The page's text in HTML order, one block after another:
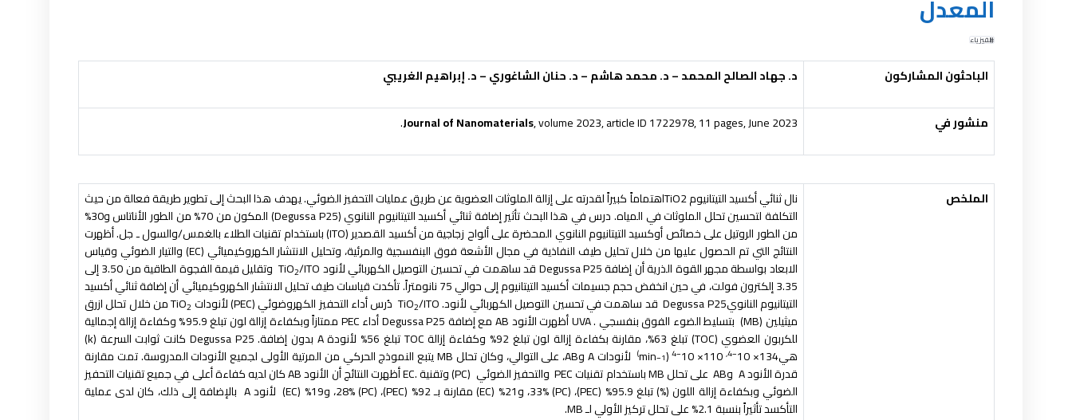
المعدل
الفيزياء
الباحثون المشاركون د. جهاد الصالح المحمد – د. محمد هاشم – د. حنان الشاغوري – د. إبراهيم الغريبي
منشور في Journal of Nanomaterials, volume 2023, article ID 1722978, 11 pages, June 2023.
الملخص نال ثنائي أكسيد التيتانيومTiO2
اهتماماً كبيراً لقدرته على إزالة الملوثات العضوية عن طريق عمليات التحفيز الضوئي. يهدف هذا البحث إلى تطوير طريقة فعالة من حيث
التكلفة لتحسين تحلل الملوثات في المياه. درس في هذا البحث تأثير إضافة ثنائي أكسيد التيتانيوم النانوي(Degussa P25)
المكون من 70% من الطور الأناتاس و30%
من الطور الروتيل على خصائص أوكسيد التيتانيوم النانوي المحضرة على ألواح زجاجية من أكسيد القصدير(ITO)
باستخدام تقنيات الطلاء بالغمس/والسول ـ جل. أظهرت
النتائج التي تم الحصول عليها من خلال تحليل طيف النفاذية في مجال الأشعة فوق البنفسجية والمرئية، وتحليل الانتشار الكهروكيميائي(EC)
والتيار الضوئي وقياس
الابعاد بواسطة مجهر القوة الذرية أن إضافةDegussa P25 قد ساهمت في تحسين التوصيل الكهربائي لأنود 2/ITO
وتقليل قيمة الفجوة الطاقية من 3.50 إلى
3.35 إلكترون فولت، في حين انخفض حجم جسيمات أكسيد التيتانيوم إلى حوالي 75 نانومتراً. تأكدت قياسات طيف تحليل الانتشار الكهروكيميائي أن إضافة ثنائي أكسيد
التيتانيوم النانويDegussa P25 قد ساهمت في تحسين التوصيل الكهربائي لأنود. TiO
2/ITO دُرس أداء التحفيز الكهروضوئي(PEC) لأنودات 2
من خلال تحلل ازرق
ميثيلين(
MB) بتسليط الضوء الفوق بنفسجي. UVA أظهرت الأنود مع إضافة أداء
ممتازاً وبكفاءة إزالة لون تبلغ 95.9% وكفاءة إزالة إجمالية
للكربون العضوي(TOC) تبلغ 63%، مقارنة بكفاءة إزالة لون تبلغ 92% وكفاءة إزالة TOC تبلغ 56% لأنودة A بدون إضافة. Degussa P25 كانت ثوابت السرعة (k)
هي134× 10
−4,
110× 10
−4
(min
−1) لأنودات وAB، على التوالي، وكان تحلل
يتبع النموذج الحركي من المرتية الأولى لجميع الأنودات المدروسة. تمت مقارنة
قدرة الأنودA وAB على تحلل باستخدام تقنياتPEC والتحفيز الضوئي (PC) وتقنية.EC أظهرت النتائج أن الأنودAB
كان لديه كفاءة أعلى في جميع تقنيات التحفيز
الضوئي وبكفاءة إزالة اللون (%) تبلغ 95.9
% (PEC) ، 33%(PC) ، و21 % (EC) مقارنة بـ 92 % (PEC) ، 28%(PC) ، و19 % (EC) لأنودA
بالإضافة إلى ذلك، كان لدى عملية
التأكسد تأثيراً بنسبة 2.1% على تحلل تركيز الأولي لـ
MB
.